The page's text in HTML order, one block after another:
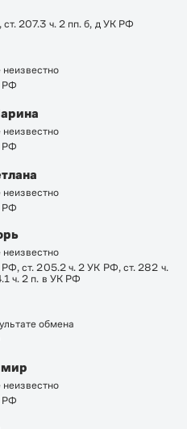
207.3 ч. 2 пп. б, д УК РФ
РФ
РФ
РФ
РФ, ст. 205.2 ч. 2 УК РФ, ст. 282 ч.
ч. 2 п. в УК РФ
обмена
РФ